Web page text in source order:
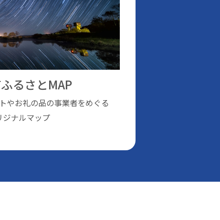
るさとMAP
やお礼の品の事業者をめぐる
ジナルマップ